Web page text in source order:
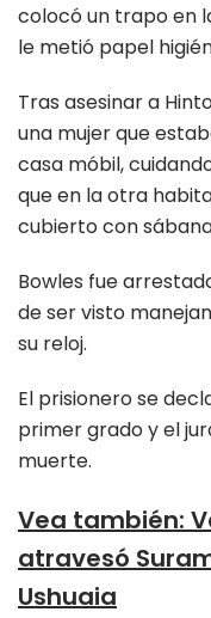
colocó un trapo en
le metió papel
Tras asesinar a
una mujer que
casa móbil,
que en la otra
cubierto con
Bowles fue
de ser visto
su reloj.
El prisionero se
primer grado y el
muerte.
Vea también:
atravesó
Ushuaia